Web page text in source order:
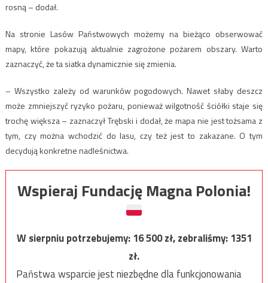
rosną – dodał.
Na stronie Lasów Państwowych możemy na bieżąco obserwować
mapy, które pokazują aktualnie zagrożone pożarem obszary. Warto
zaznaczyć, że ta siatka dynamicznie się zmienia.
– Wszystko zależy od warunków pogodowych. Nawet słaby deszcz
może zmniejszyć ryzyko pożaru, ponieważ wilgotność ściółki staje się
trochę większa – zaznaczył Trębski i dodał, że mapa nie jest tożsama z
tym, czy można wchodzić do lasu, czy też jest to zakazane. O tym
decydują konkretne nadleśnictwa.
Wspieraj Fundację Magna Polonia!
W sierpniu potrzebujemy:16 500zł, zebraliśmy:1351
zł.
Państwa wsparcie jest niezbędne dla funkcjonowania